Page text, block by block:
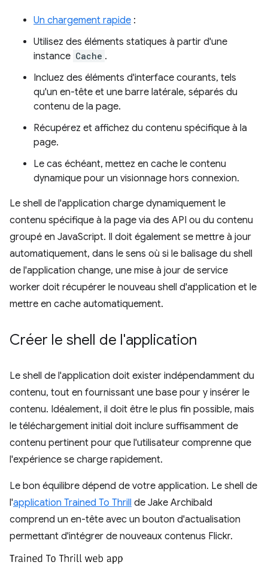
Un chargement rapide :
Utilisez des éléments statiques à partir d'une
instance Cache .
Incluez des éléments d'interface courants, tels
qu'un en-tête et une barre latérale, séparés du
contenu de la page.
Récupérez et affichez du contenu spécifique à la
page.
Le cas échéant, mettez en cache le contenu
dynamique pour un visionnage hors connexion.
Le shell de l'application charge dynamiquement le
contenu spécifique à la page via des API ou du contenu
groupé en JavaScript. Il doit également se mettre à jour
automatiquement, dans le sens où si le balisage du shell
de l'application change, une mise à jour de service
worker doit récupérer le nouveau shell d'application et le
mettre en cache automatiquement.
Créer le shell de l'application
Le shell de l'application doit exister indépendamment du
contenu, tout en fournissant une base pour y insérer le
contenu. Idéalement, il doit être le plus fin possible, mais
le téléchargement initial doit inclure suffisamment de
contenu pertinent pour que l'utilisateur comprenne que
l'expérience se charge rapidement.
Le bon équilibre dépend de votre application. Le shell de
l'application Trained To Thrill de Jake Archibald
comprend un en-tête avec un bouton d'actualisation
permettant d'intégrer de nouveaux contenus Flickr.